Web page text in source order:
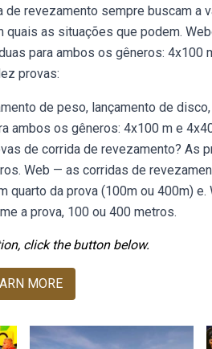
revezamento sempre buscam a
as situações que podem.
para ambos os gêneros: 4x100
provas:
de peso, lançamento de
ambos os gêneros: 4x100 m e
de corrida de revezamento? As
Web — as corridas de
quarto da prova (100m ou 400m)
a prova, 100 ou 400 metros.
click the button below.
MORE